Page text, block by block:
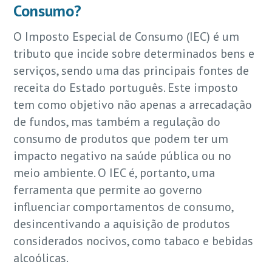
Consumo?
O Imposto Especial de Consumo (IEC) é um
tributo que incide sobre determinados bens e
serviços, sendo uma das principais fontes de
receita do Estado português. Este imposto
tem como objetivo não apenas a arrecadação
de fundos, mas também a regulação do
consumo de produtos que podem ter um
impacto negativo na saúde pública ou no
meio ambiente. O IEC é, portanto, uma
ferramenta que permite ao governo
influenciar comportamentos de consumo,
desincentivando a aquisição de produtos
considerados nocivos, como tabaco e bebidas
alcoólicas.